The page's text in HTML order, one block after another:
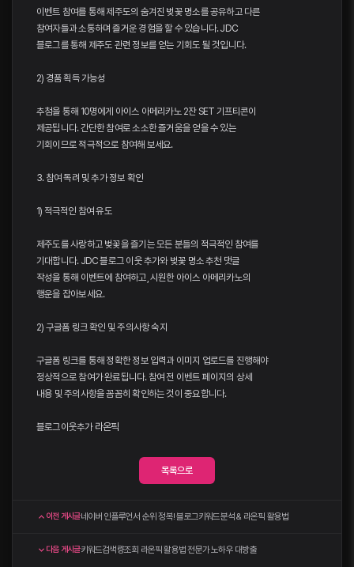
이벤트 참여를 통해 제주도의 숨겨진 벚꽃 명소를 공유하고 다른
참여자들과 소통하며 즐거운 경험을 할 수 있습니다. JDC
블로그를 통해 제주도 관련 정보를 얻는 기회도 될 것입니다.
2) 경품 획득 가능성
추첨을 통해 10명에게 아이스 아메리카노 2잔 SET 기프티콘이
제공됩니다. 간단한 참여로 소소한 즐거움을 얻을 수 있는
기회이므로 적극적으로 참여해 보세요.
3. 참여 독려 및 추가 정보 확인
1) 적극적인 참여 유도
제주도를 사랑하고 벚꽃을 즐기는 모든 분들의 적극적인 참여를
기대합니다. JDC 블로그 이웃 추가와 벚꽃 명소 추천 댓글
작성을 통해 이벤트에 참여하고, 시원한 아이스 아메리카노의
행운을 잡아보세요.
2) 구글폼 링크 확인 및 주의사항 숙지
구글폼 링크를 통해 정확한 정보 입력과 이미지 업로드를 진행해야
정상적으로 참여가 완료됩니다. 참여 전 이벤트 페이지의 상세
내용 및 주의사항을 꼼꼼히 확인하는 것이 중요합니다.
블로그이웃추가 라온픽
목록으로
이전 게시글네이버 인플루언서 순위 정복! 블로그키워드분석 & 라온픽 활용법
다음 게시글키워드검색량조회 라온픽 활용법 전문가 노하우 대방출